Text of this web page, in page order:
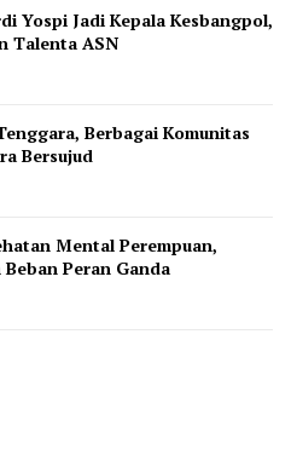
Yospi Jadi Kepala Kesbangpol,
Talenta ASN
Berbagai Komunitas
Bersujud
Mental Perempuan,
Peran Ganda